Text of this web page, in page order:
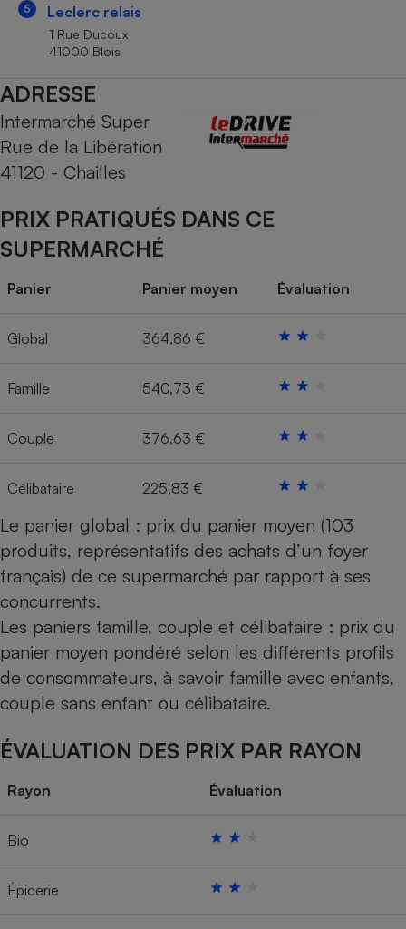
5 Leclerc relais
1 Rue Ducoux
41000 Blois
ADRESSE
Intermarché Super
Rue de la Libération
41120 - Chailles
PRIX PRATIQUÉS DANS CE
SUPERMARCHÉ
Panier Panier moyen Évaluation
Global 364,86 €
Famille 540,73 €
Couple 376,63 €
Célibataire 225,83 €
Le panier global : prix du panier moyen (103
produits, représentatifs des achats d’un foyer
français) de ce supermarché par rapport à ses
concurrents.
Les paniers famille, couple et célibataire : prix du
panier moyen pondéré selon les différents profils
de consommateurs, à savoir famille avec enfants,
couple sans enfant ou célibataire.
ÉVALUATION DES PRIX PAR RAYON
Rayon Évaluation
Bio
Épicerie
Cafetière à expressos
Robot ménager